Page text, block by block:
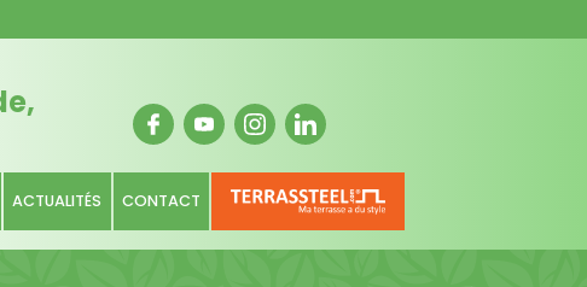
ACTUALITÉS CONTACT